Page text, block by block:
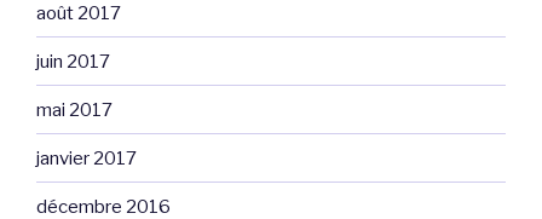
août 2017
juin 2017
mai 2017
janvier 2017
décembre 2016